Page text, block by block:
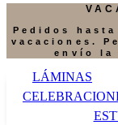
Pedidos
vacaciones.
envío la
LÁMINAS